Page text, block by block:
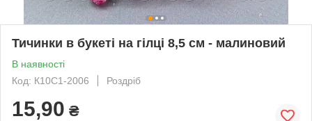
Тичинки в букеті на гілці 8,5 см - малиновий
В наявності
Код: К10С1-2006
Роздріб
15,90 ₴